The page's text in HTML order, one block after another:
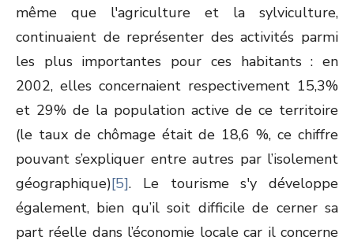
même que l'agriculture et la sylviculture,
continuaient de représenter des activités parmi
les plus importantes pour ces habitants : en
2002, elles concernaient respectivement 15,3%
et 29% de la population active de ce territoire
(le taux de chômage était de 18,6 %, ce chiffre
pouvant s’expliquer entre autres par l’isolement
géographique)[5]. Le tourisme s'y développe
également, bien qu’il soit difficile de cerner sa
part réelle dans l’économie locale car il concerne